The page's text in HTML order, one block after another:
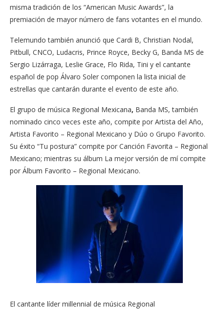
misma tradición de los “American Music Awards”, la
premiación de mayor número de fans votantes en el mundo.
Telemundo también anunció que Cardi B, Christian Nodal,
Pitbull, CNCO, Ludacris, Prince Royce, Becky G, Banda MS de
Sergio Lizárraga, Leslie Grace, Flo Rida, Tini y el cantante
español de pop Álvaro Soler componen la lista inicial de
estrellas que cantarán durante el evento de este año.
El grupo de música Regional Mexicana, Banda MS, también
nominado cinco veces este año, compite por Artista del Año,
Artista Favorito – Regional Mexicano y Dúo o Grupo Favorito.
Su éxito “Tu postura” compite por Canción Favorita – Regional
Mexicano; mientras su álbum La mejor versión de mí compite
por Álbum Favorito – Regional Mexicano.
El cantante líder millennial de música Regional